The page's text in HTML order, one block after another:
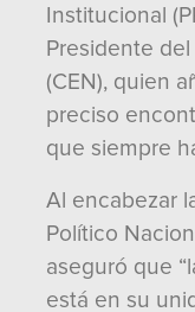
Institucional
Presidente
(CEN), quien
preciso
que siempre
Al encabezar
Político
aseguró que
está en su